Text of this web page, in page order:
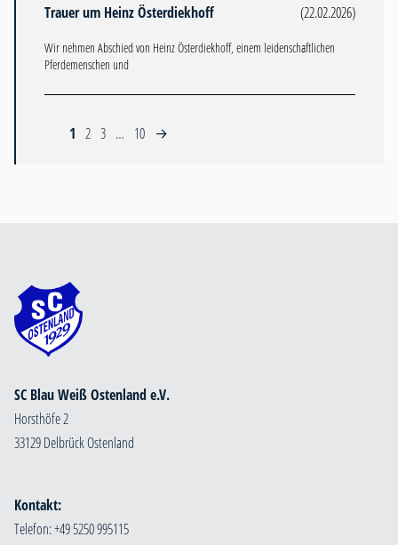
Trauer um Heinz Österdiekhoff (22.02.2026)
Wir nehmen Abschied von Heinz Österdiekhoff, einem leidenschaftlichen
Pferdemenschen und
1 2 3 … 10 →
SC Blau Weiß Ostenland e.V.
Horsthöfe 2
33129 Delbrück Ostenland
Kontakt:
Telefon: +49 5250 995115